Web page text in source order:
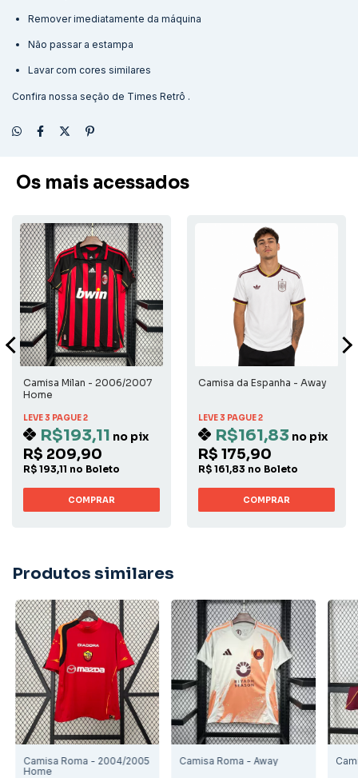
Remover imediatamente da máquina
Não passar a estampa
Lavar com cores similares
Confira nossa seção de Times Retrô .
Os mais acessados
Camisa Milan - 2006/2007
Home
LEVE 3 PAGUE 2
R$193,11 no pix
R$ 209,90
R$ 193,11 no Boleto
COMPRAR
Camisa da Espanha - Away
LEVE 3 PAGUE 2
R$161,83 no pix
R$ 175,90
R$ 161,83 no Boleto
COMPRAR
Produtos similares
Camisa Roma - 2004/2005
Home
Camisa Roma - Away